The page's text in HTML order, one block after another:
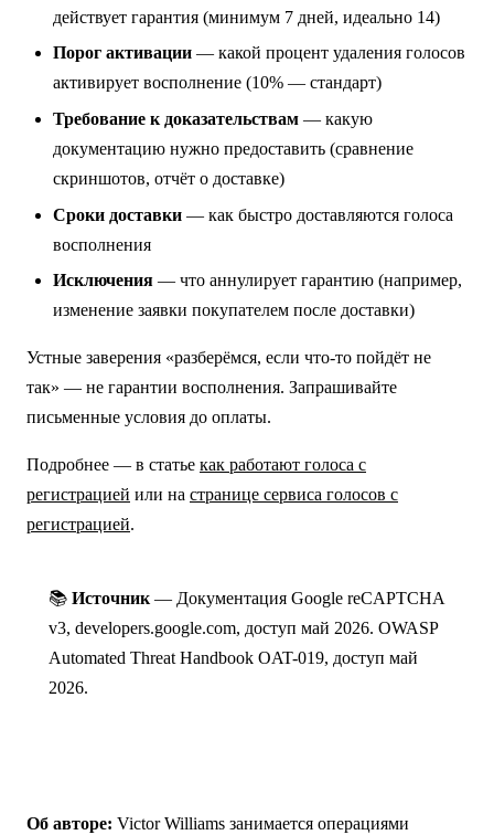
действует гарантия (минимум 7 дней, идеально 14)
Порог активации — какой процент удаления голосов
активирует восполнение (10% — стандарт)
Требование к доказательствам — какую
документацию нужно предоставить (сравнение
скриншотов, отчёт о доставке)
Сроки доставки — как быстро доставляются голоса
восполнения
Исключения — что аннулирует гарантию (например,
изменение заявки покупателем после доставки)
Устные заверения «разберёмся, если что-то пойдёт не
так» — не гарантии восполнения. Запрашивайте
письменные условия до оплаты.
Подробнее — в статье как работают голоса с
регистрацией или на странице сервиса голосов с
регистрацией.
📚 Источник — Документация Google reCAPTCHA
v3, developers.google.com, доступ май 2026. OWASP
Automated Threat Handbook OAT-019, доступ май
2026.
Об авторе: Victor Williams занимается операциями